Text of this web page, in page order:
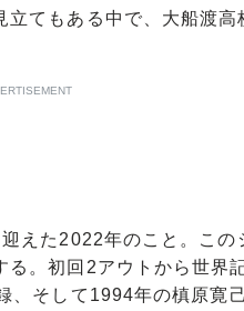
てもある中で、大船渡高
えた2022年のこと。この
。初回2アウトから世界
、そして1994年の槙原寛